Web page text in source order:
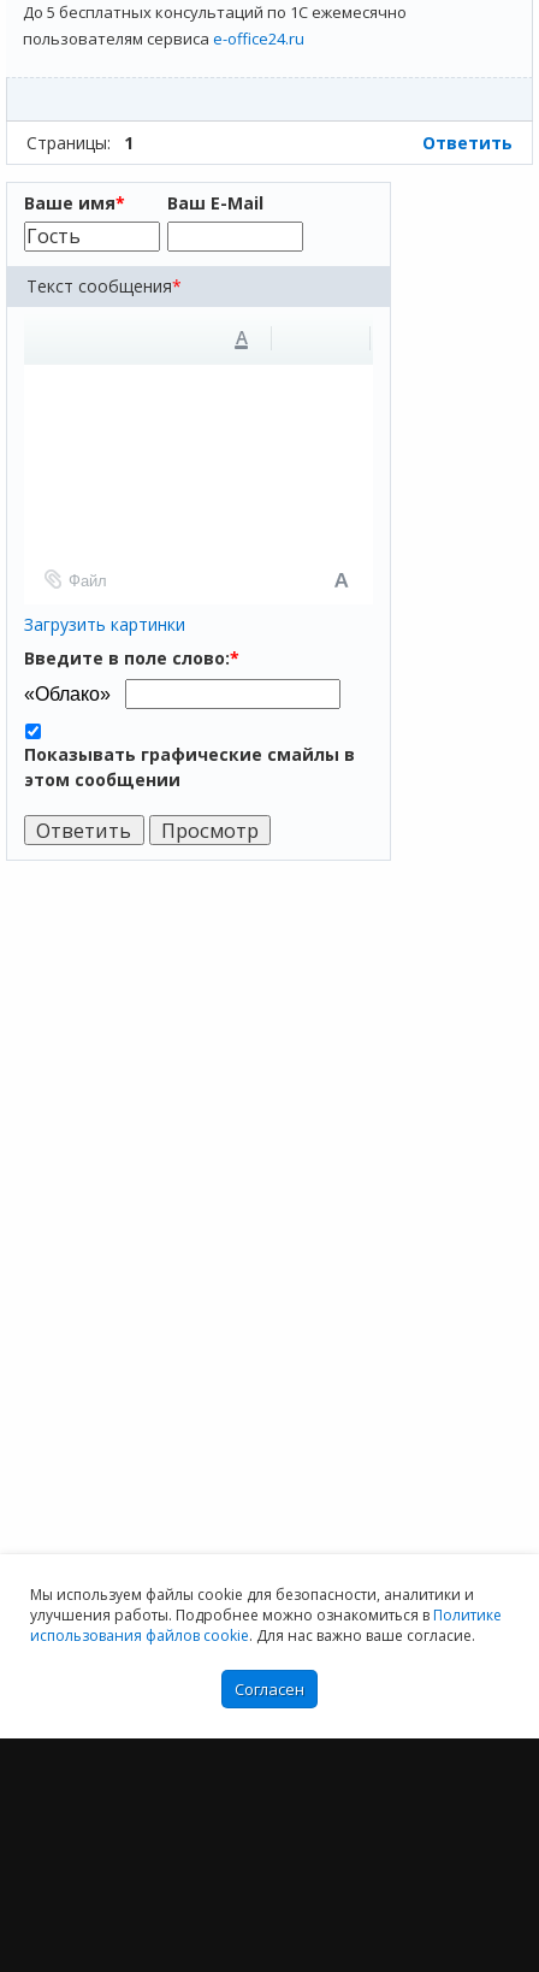
До 5 бесплатных консультаций по 1С ежемесячно
пользователям сервиса e-office24.ru
Страницы: 1 Ответить
Ваше имя* Ваш E-Mail
Текст сообщения*
A
Файл
Загрузить картинки
Введите в поле слово:*
Показывать графические смайлы в
этом сообщении
Мы используем файлы cookie для безопасности, аналитики и
улучшения работы. Подробнее можно ознакомиться вПолитике
использования файлов cookie. Для нас важно ваше согласие.
Согласен